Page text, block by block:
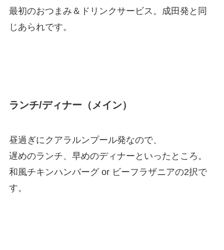
最初のおつまみ＆ドリンクサービス。成田発と同
じあられです。
ランチ/ディナー（メイン）
昼過ぎにクアラルンプール発なので、
遅めのランチ、早めのディナーといったところ。
和風チキンハンバーグ or ビーフラザニアの2択で
す。